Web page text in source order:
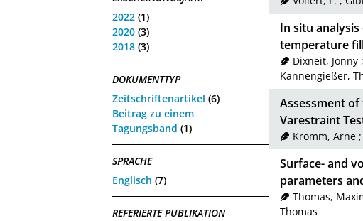
2022 (1)
2020 (3)
2018 (3)
DOKUMENTTYP
Zeitschriftenartikel (6)
Beitrag zu einem
Tagungsband (1)
SPRACHE
Englisch (7)
REFERIERTE PUBLIKATION
In situ
temperature
Dixneit, Jonny
Kannengießer,
Assessment
Varestraint
Kromm, Arne
Surface- and
parameters
Thomas,
Thomas